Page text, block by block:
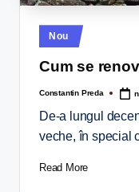
Nou
Cum se
Constantin Preda
De-a lungul
veche, în special
Read More